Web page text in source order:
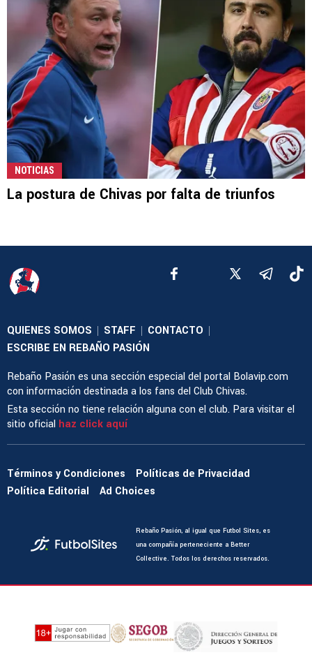
NOTICIAS
La postura de Chivas por falta de triunfos
QUIENES SOMOS | STAFF | CONTACTO |
ESCRIBE EN REBAÑO PASIÓN
Rebaño Pasión es una sección especial del portal Bolavip.com
con información destinada a los fans del Club Chivas.
Esta sección no tiene relación alguna con el club. Para visitar el
sitio oficial haz click aquí
Términos y Condiciones
Políticas de Privacidad
Política Editorial
Ad Choices
Rebaño Pasión, al igual que Futbol Sites, es
una compañía perteneciente a Better
Collective. Todos los derechos reservados.